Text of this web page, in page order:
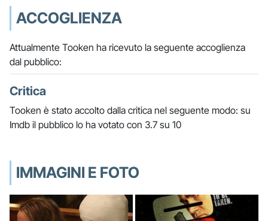
ACCOGLIENZA
Attualmente Tooken ha ricevuto la seguente accoglienza
dal pubblico:
Critica
Tooken è stato accolto dalla critica nel seguente modo: su
Imdb il pubblico lo ha votato con 3.7 su 10
IMMAGINI E FOTO